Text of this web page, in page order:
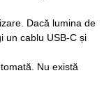
Dacă lumina de
un cablu USB-C și
Nu există